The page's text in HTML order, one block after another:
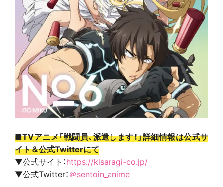
■TVアニメ「戦闘員、派遣します！」詳細情報は公式サ
イト＆公式Twitterにて
▼公式サイト：https://kisaragi-co.jp/
▼公式Twitter：＠sentoin_anime